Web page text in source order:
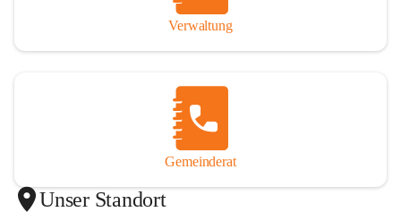
Verwaltung
Gemeinderat
Unser Standort